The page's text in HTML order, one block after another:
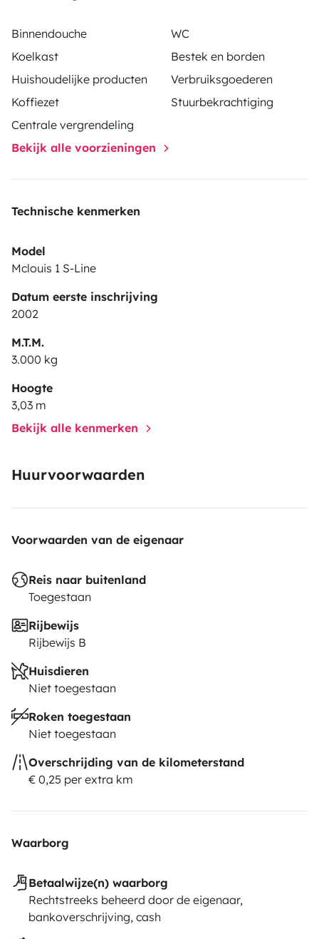
•Garage
•Television and Netflix.
•Unlimited Wi-Fi.
water, 100 liters of dirty water.
•Cassete.
•Radio.
. Rear camera.
•6 windows with screens against insects.
•Toldo
•3x3 camping carpet
• LED light outside the caravan being able to hold
dinners and barbecue at night with all comfort.
•LPG gas with adapters according to the need for each
country.
• Hose for water supply.
cassette and caravan.
•Braom, mop, shovel.
Binnendouche
WC
Koelkast
Bestek en borden
Huishoudelijke producten
Verbruiksgoederen
Koffiezet
Stuurbekrachtiging
Centrale vergrendeling
Bekijk alle voorzieningen
Technische kenmerken
Model
Mclouis 1 S-Line
Datum eerste inschrijving
2002
M.T.M.
3.000 kg
Hoogte
3,03 m
Bekijk alle kenmerken
Huurvoorwaarden
Voorwaarden van de eigenaar
Reis naar buitenland
Toegestaan
Rijbewijs
Rijbewijs B
Huisdieren
Niet toegestaan
Roken toegestaan
Niet toegestaan
Overschrijding van de kilometerstand
€ 0,25 per extra km
Waarborg
Betaalwijze(n) waarborg
Rechtstreeks beheerd door de eigenaar,
bankoverschrijving, cash